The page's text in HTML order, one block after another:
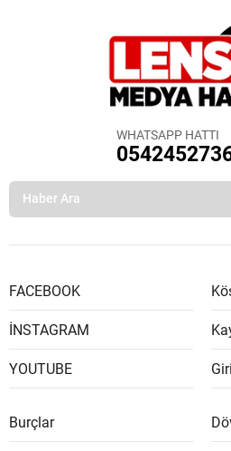
WHATSAPP HATTI
FACEBOOK
İNSTAGRAM
YOUTUBE
Burçlar